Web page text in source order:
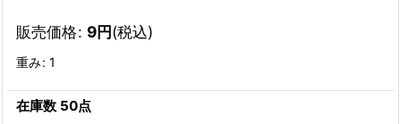
販売価格: 9円(税込)
重み: 1
在庫数 50点